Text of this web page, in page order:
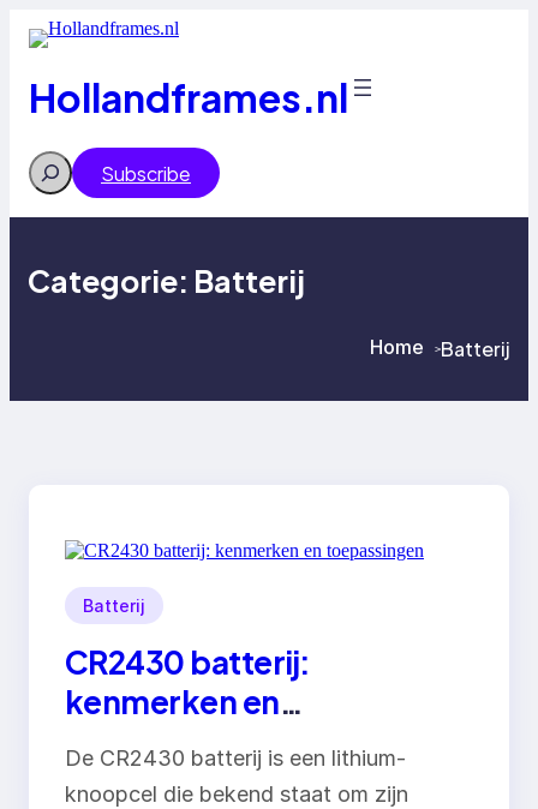
naar
inhoud
Hollandframes.nl
Search Subscribe
Categorie: Batterij
Home >Batterij
Batterij
CR2430 batterij:
kenmerken en
toepassingen
De CR2430 batterij is een lithium-
knoopcel die bekend staat om zijn